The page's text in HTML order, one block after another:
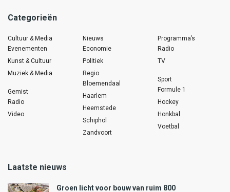
Categorieën
Cultuur & Media
Evenementen
Kunst & Cultuur
Muziek & Media
Gemist
Radio
Video
Nieuws
Economie
Politiek
Regio
Bloemendaal
Haarlem
Heemstede
Schiphol
Zandvoort
Programma’s
Radio
TV
Sport
Formule 1
Hockey
Honkbal
Voetbal
Laatste nieuws
Groen licht voor bouw van ruim 800